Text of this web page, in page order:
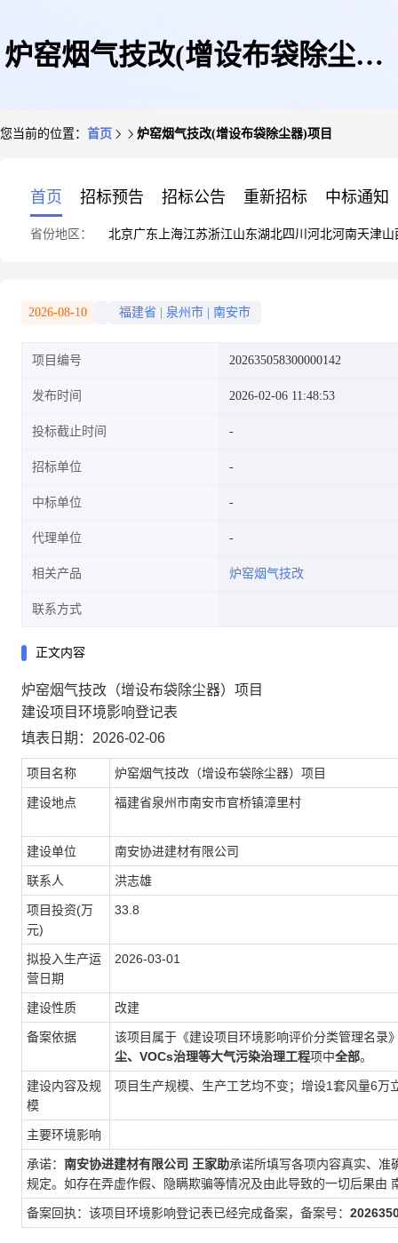
炉窑烟气技改(增设布袋除尘器)
您当前的位置： 首页 炉窑烟气技改(增设布袋除尘器)项目
首页 招标预告 招标公告 重新招标 中标通知
省份地区： 北京广东 上海江苏浙江山东湖北四川 河北河南天津山
2026-08-10 福建省 泉州市 南安市
项目编号 202635058300000142
发布时间 2026-02-06 11:48:53
投标截止时间
招标单位
中标单位
代理单位
相关产品 炉窑烟气技改
联系方式
正文内容
炉窑烟气技改（增设布袋除尘器）项目
建设项目环境影响登记表
填表日期：2026-02-06
项目名称 炉窑烟气技改（增设布袋除尘器）项目
建设地点 福建省泉州市南安市官桥镇漳里村
建设单位 南安协进建材有限公司
联系人 洪志雄
项目投资(万
元)
33.8
拟投入生产运
营日期
2026-03-01
建设性质 改建
备案依据
该项目属于《建设项目环境影响评价分类管理名录
尘、VOCs治理等大气污染治理工程项中全部。
建设内容及规
模
项目生产规模、生产工艺均不变；增设1套风量6
主要环境影响
承诺： 南安协进建材有限公司 王家助承诺所填写各项内容真实、准
规定。如存在弄虚作假、隐瞒欺骗等情况及由此导致的一切后果由
备案回执：该项目环境影响登记表已经完成备案，备案号：